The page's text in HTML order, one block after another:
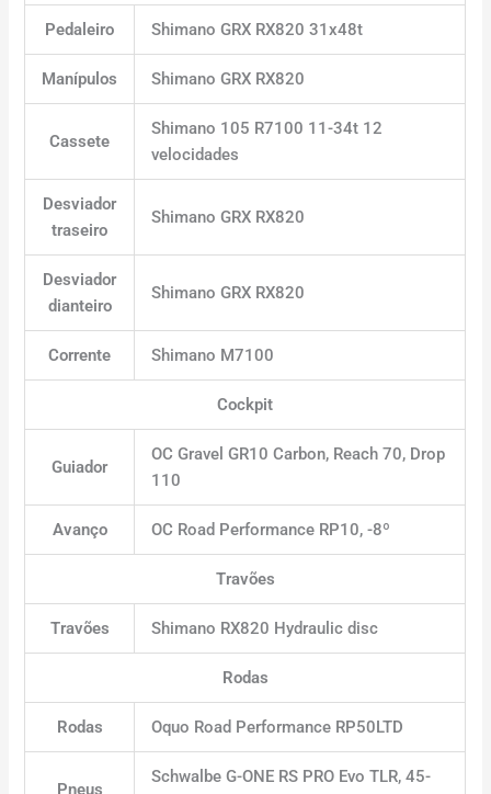
Pedaleiro Shimano GRX RX820 31x48t
Manípulos Shimano GRX RX820
Cassete
Shimano 105 R7100 11-34t 12
velocidades
Desviador
traseiro
Shimano GRX RX820
Desviador
dianteiro
Shimano GRX RX820
Corrente Shimano M7100
Cockpit
Guiador
OC Gravel GR10 Carbon, Reach 70, Drop
110
Avanço OC Road Performance RP10, -8º
Travões
Travões Shimano RX820 Hydraulic disc
Rodas
Rodas Oquo Road Performance RP50LTD
Pneus
Schwalbe G-ONE RS PRO Evo TLR, 45-